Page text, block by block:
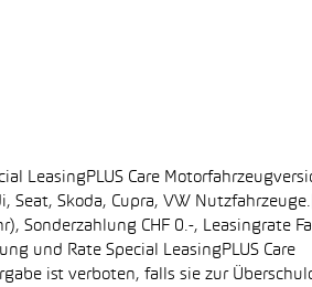
LeasingPLUS Care
Skoda, Cupra, VW
Sonderzahlung CHF 0.-, Leasingrate
und Rate Special LeasingPLUS Care
ist verboten, falls sie zur